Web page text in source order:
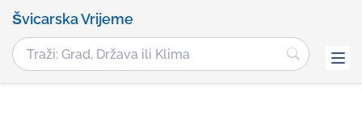
Švicarska Vrijeme